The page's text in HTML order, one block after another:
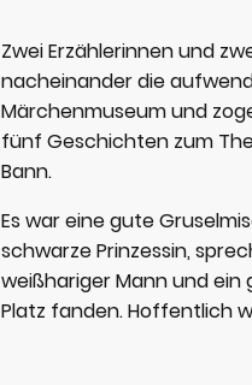
Zwei Erzählerinnen und
nacheinander die
Märchenmuseum und
fünf Geschichten zum
Bann.
Es war eine gute
schwarze Prinzessin,
weißhariger Mann und ein
Platz fanden. Hoffentlich